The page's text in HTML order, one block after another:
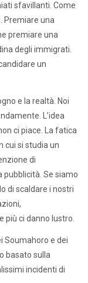
sfavillanti. Come
Premiare una
premiare una
degli immigrati.
un
e la realtà. Noi
L’idea
ci piace. La fatica
cui si studia un
di
pubblicità. Se siamo
di scaldare i nostri
più ci danno lustro.
Soumahoro e dei
basato sulla
incidenti di